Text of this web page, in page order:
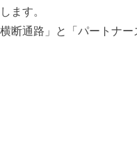
ます。
断通路」と「パートナー